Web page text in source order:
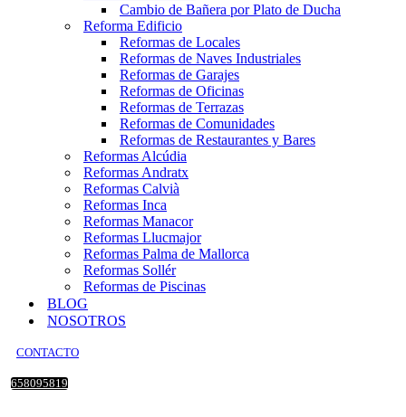
Cambio de Bañera por Plato de Ducha
Reforma Edificio
Reformas de Locales
Reformas de Naves Industriales
Reformas de Garajes
Reformas de Oficinas
Reformas de Terrazas
Reformas de Comunidades
Reformas de Restaurantes y Bares
Reformas Alcúdia
Reformas Andratx
Reformas Calvià
Reformas Inca
Reformas Manacor
Reformas Llucmajor
Reformas Palma de Mallorca
Reformas Sollér
Reformas de Piscinas
BLOG
NOSOTROS
CONTACTO
658095819